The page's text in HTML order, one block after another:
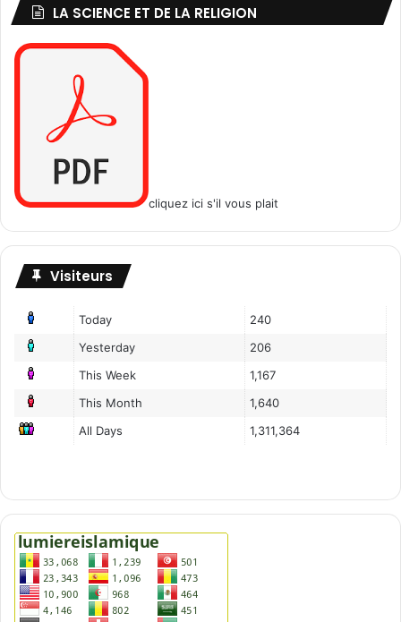
LA SCIENCE ET DE LA RELIGION
cliquez ici s'il vous plait
Visiteurs
Today
240
Yesterday
206
This Week
1,167
This Month
1,640
All Days
1,311,364